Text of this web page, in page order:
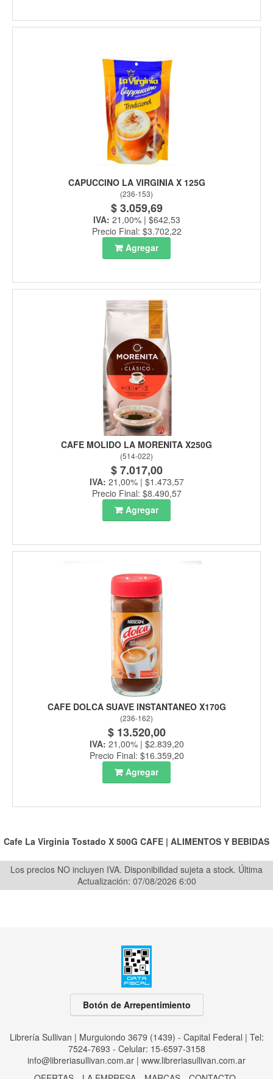
CAPUCCINO LA VIRGINIA X 125G
(236-153)
$ 3.059,69
IVA: 21,00% | $642,53
Precio Final: $3.702,22
Agregar
CAFE MOLIDO LA MORENITA X250G
(514-022)
$ 7.017,00
IVA: 21,00% | $1.473,57
Precio Final: $8.490,57
Agregar
CAFE DOLCA SUAVE INSTANTANEO X170G
(236-162)
$ 13.520,00
IVA: 21,00% | $2.839,20
Precio Final: $16.359,20
Agregar
Cafe La Virginia Tostado X 500G CAFE | ALIMENTOS Y BEBIDAS
Los precios NO incluyen IVA. Disponibilidad sujeta a stock. Última
Actualización: 07/08/2026 6:00
Botón de Arrepentimiento
Librería Sullivan | Murguiondo 3679 (1439) - Capital Federal | Tel:
7524-7693 - Celular: 15-6597-3158
info@libreriasullivan.com.ar | www.libreriasullivan.com.ar